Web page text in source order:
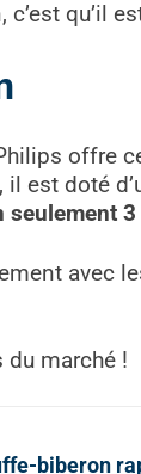
qu’il
offre
est doté
seulement
avec
du marché !
biberon